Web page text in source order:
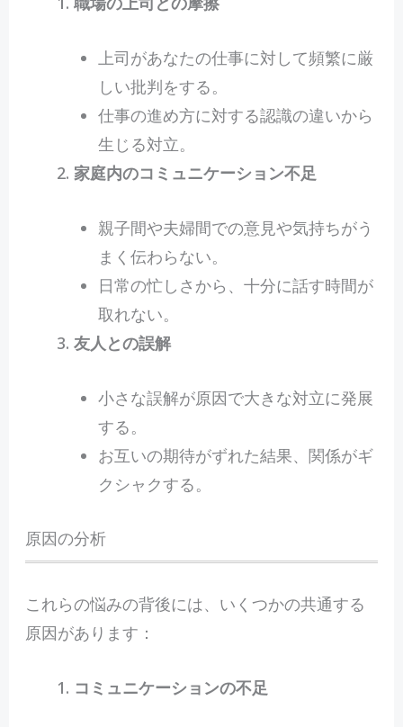
上司があなたの仕事に対して頻繁に厳
しい批判をする。
仕事の進め方に対する認識の違いから
生じる対立。
家庭内のコミュニケーション不足
親子間や夫婦間での意見や気持ちがう
まく伝わらない。
日常の忙しさから、十分に話す時間が
取れない。
友人との誤解
小さな誤解が原因で大きな対立に発展
する。
お互いの期待がずれた結果、関係がギ
クシャクする。
原因の分析
これらの悩みの背後には、いくつかの共通する
原因があります：
コミュニケーションの不足